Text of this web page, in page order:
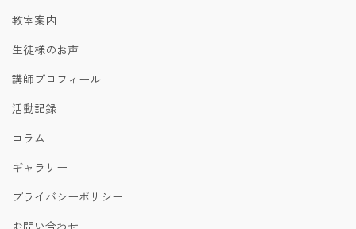
教室案内
生徒様のお声
講師プロフィール
活動記録
コラム
ギャラリー
プライバシーポリシー